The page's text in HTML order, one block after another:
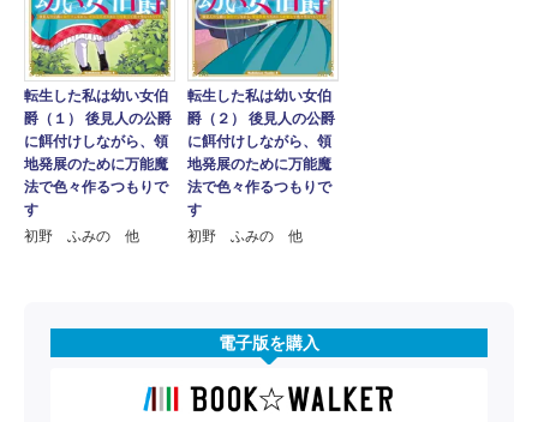
転生した私は幼い女伯
爵（１） 後見人の公爵
に餌付けしながら、領
地発展のために万能魔
法で色々作るつもりで
す
初野 ふみの 他
転生した私は幼い女伯
爵（２） 後見人の公爵
に餌付けしながら、領
地発展のために万能魔
法で色々作るつもりで
す
初野 ふみの 他
電子版を購入